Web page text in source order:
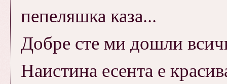
пепеляшка каза...
Добре сте ми дошли
Наистина есента е